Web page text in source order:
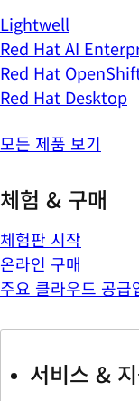
Lightwell
Red Hat AI
Red Hat
Red Hat Desktop
모든 제품 보기
체험 & 구매
체험판 시작
온라인 구매
주요 클라우드 공급
서비스 &